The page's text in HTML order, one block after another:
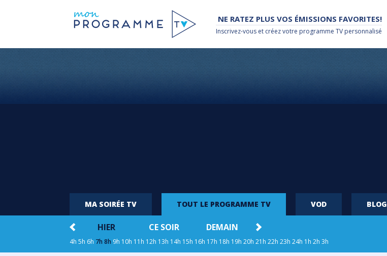
NE RATEZ PLUS VOS ÉMISSIONS FAVORITES!
Inscrivez-vous et créez votre programme TV personnalisé
MA SOIRÉE TV TOUT LE PROGRAMME TV VOD BLOG
HIER CE SOIR DEMAIN
4h 5h 6h 7h 8h 9h 10h 11h 12h 13h 14h 15h 16h 17h 18h 19h 20h 21h 22h 23h 24h 1h 2h 3h